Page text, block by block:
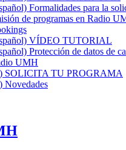
Formalidades para la
de programas en Radio
VÍDEO TUTORIAL
Protección de datos de
UMH
SOLICITA TU PROGRAMA
Novedades